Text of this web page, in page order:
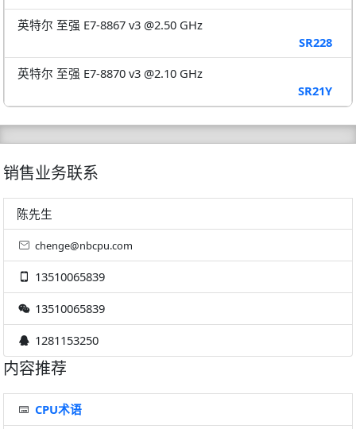
英特尔 至强 E7-8867 v3 @2.50 GHz
SR228
英特尔 至强 E7-8870 v3 @2.10 GHz
SR21Y
销售业务联系
陈先生
chenge@nbcpu.com
13510065839
13510065839
1281153250
内容推荐
CPU术语